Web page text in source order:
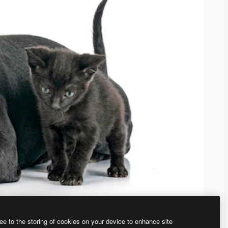
to the storing of cookies on your device to enhance site